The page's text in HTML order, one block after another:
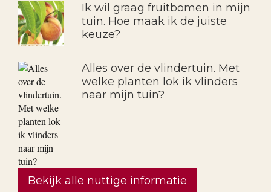
Ik wil graag fruitbomen in mijn
tuin. Hoe maak ik de juiste
keuze?
Alles over de vlindertuin. Met
welke planten lok ik vlinders
naar mijn tuin?
Bekijk alle nuttige informatie